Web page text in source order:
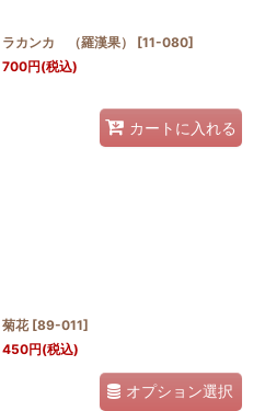
ラカンカ （羅漢果） [11-080]
700円(税込)
カートに入れる
菊花 [89-011]
450円(税込)
オプション選択